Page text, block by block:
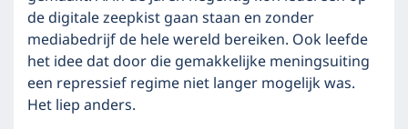
de digitale zeepkist gaan staan en zonder
mediabedrijf de hele wereld bereiken. Ook leefde
het idee dat door die gemakkelijke meningsuiting
een repressief regime niet langer mogelijk was.
Het liep anders.